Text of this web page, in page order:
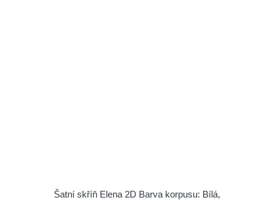
Šatní skříň Elena 2D Barva korpusu: Bílá,